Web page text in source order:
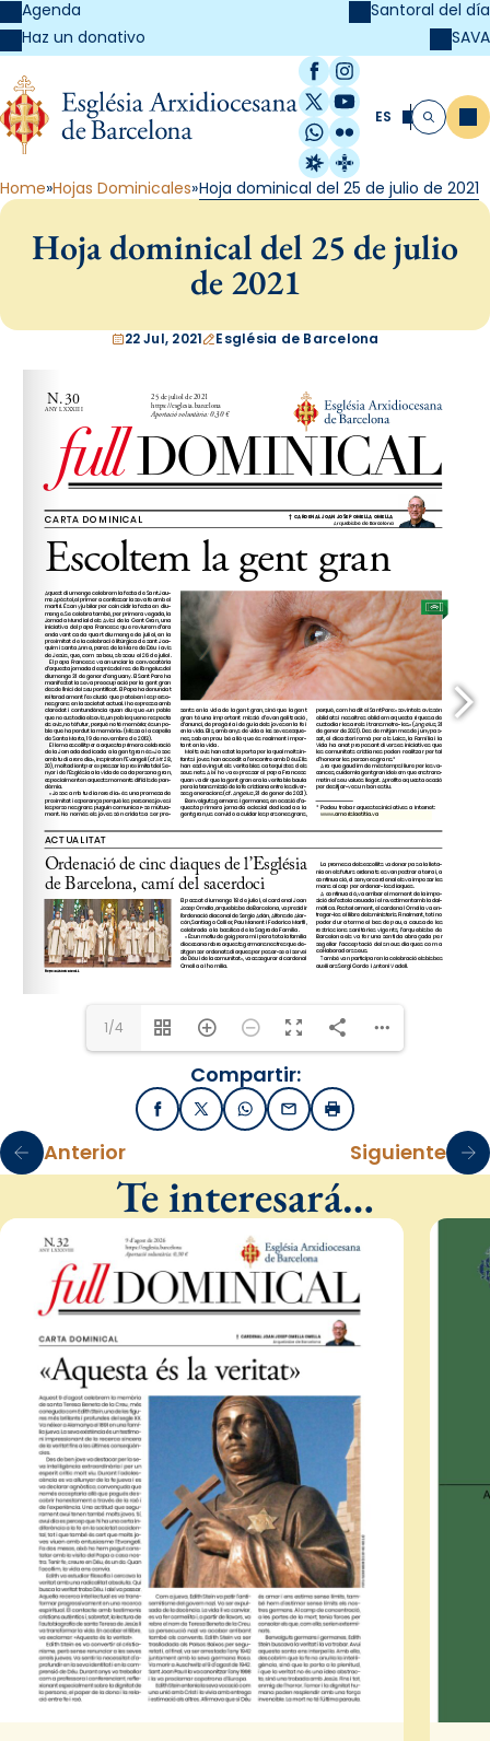
Agenda
Haz un donativo
Santoral del día
SAVA
Facebook
Instagram
X / Twitter
YouTube
WhatsApp
Flickr
Radio Estel
Catalunya
ES Buscar
Home Hojas Dominicales Hoja dominical del 25 de julio de 2021
Hoja dominical del 25 de julio
de 2021
22 Jul, 2021 Església de Barcelona
www.amorislaetitia.va
1/4
Compartir:
FacebookX / TwitterWhatsApp
EmailImprimir
Anterior Siguiente
Te interesará…